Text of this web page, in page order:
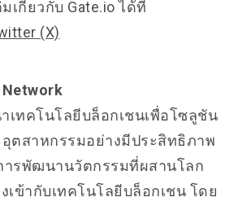
เกี่ยวกับ Gate.io ได้ที่
(X)
Network
ทคโนโลยีบล็อกเชนเพื่อโซลูชัน
ตสาหกรรมอย่างมีประสิทธิภาพ
รพัฒนานวัตกรรมที่ผสานโลก
เข้ากับเทคโนโลยีบล็อกเชน โดย